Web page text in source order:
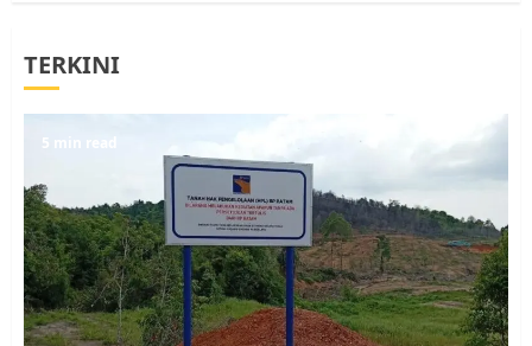
5
1
Pemko Batam Tegaskan RT dan
RW bukan Petugas Pendataan
dan Pemungutan Pajak
AGUSTUS 1, 2026 0
TERKINI
5 min read